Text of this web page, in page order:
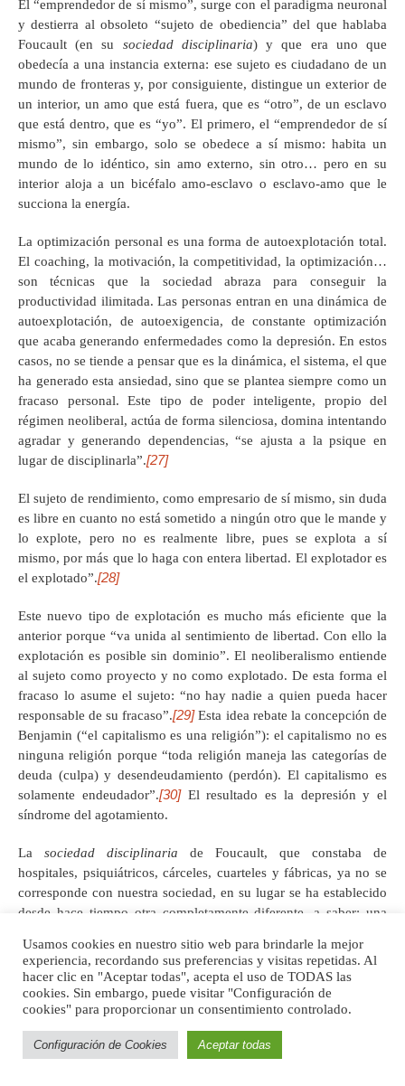
El “emprendedor de sí mismo”, surge con el paradigma neuronal
y destierra al obsoleto “sujeto de obediencia” del que hablaba
Foucault (en su sociedad disciplinaria) y que era uno que
obedecía a una instancia externa: ese sujeto es ciudadano de un
mundo de fronteras y, por consiguiente, distingue un exterior de
un interior, un amo que está fuera, que es “otro”, de un esclavo
que está dentro, que es “yo”. El primero, el “emprendedor de sí
mismo”, sin embargo, solo se obedece a sí mismo: habita un
mundo de lo idéntico, sin amo externo, sin otro… pero en su
interior aloja a un bicéfalo amo-esclavo o esclavo-amo que le
succiona la energía.
La optimización personal es una forma de autoexplotación total.
El coaching, la motivación, la competitividad, la optimización…
son técnicas que la sociedad abraza para conseguir la
productividad ilimitada. Las personas entran en una dinámica de
autoexplotación, de autoexigencia, de constante optimización
que acaba generando enfermedades como la depresión. En estos
casos, no se tiende a pensar que es la dinámica, el sistema, el que
ha generado esta ansiedad, sino que se plantea siempre como un
fracaso personal. Este tipo de poder inteligente, propio del
régimen neoliberal, actúa de forma silenciosa, domina intentando
agradar y generando dependencias, “se ajusta a la psique en
lugar de disciplinarla”.[27]
El sujeto de rendimiento, como empresario de sí mismo, sin duda
es libre en cuanto no está sometido a ningún otro que le mande y
lo explote, pero no es realmente libre, pues se explota a sí
mismo, por más que lo haga con entera libertad. El explotador es
el explotado”.[28]
Este nuevo tipo de explotación es mucho más eficiente que la
anterior porque “va unida al sentimiento de libertad. Con ello la
explotación es posible sin dominio”. El neoliberalismo entiende
al sujeto como proyecto y no como explotado. De esta forma el
fracaso lo asume el sujeto: “no hay nadie a quien pueda hacer
responsable de su fracaso”.[29]Esta idea rebate la concepción de
Benjamin (“el capitalismo es una religión”): el capitalismo no es
ninguna religión porque “toda religión maneja las categorías de
deuda (culpa) y desendeudamiento (perdón). El capitalismo es
solamente endeudador”.[30]El resultado es la depresión y el
síndrome del agotamiento.
La sociedad disciplinaria de Foucault, que constaba de
hospitales, psiquiátricos, cárceles, cuarteles y fábricas, ya no se
corresponde con nuestra sociedad, en su lugar se ha establecido
desde hace tiempo otra completamente diferente, a saber: una
grandes centros comerciales y laboratorios genéticos. La
sociedad del siglo XXI ya no es disciplinaria, sino una sociedad
del rendimiento.[31]La topología de la sociedad del rendimiento
se compone así de aeropuertos, torres de oficinas, shopping mall,
escaparates bien iluminados, grandes ventanales y espacios
abiertos. Los espacios de la sociedad disciplinaria son lugares
Usamos cookies en nuestro sitio web para brindarle la mejor
experiencia, recordando sus preferencias y visitas repetidas. Al
hacer clic en "Aceptar todas", acepta el uso de TODAS las
cookies. Sin embargo, puede visitar "Configuración de
cookies" para proporcionar un consentimiento controlado.
Configuración de Cookies Aceptar todas